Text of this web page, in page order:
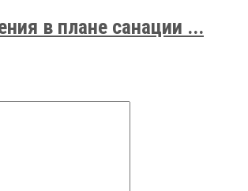
в плане санации ...